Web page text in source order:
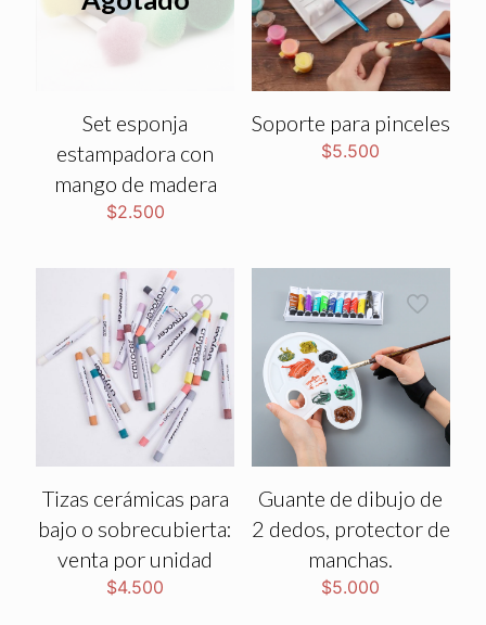
Set esponja
estampadora con
mango de madera
$2.500
Soporte para pinceles
$5.500
Tizas cerámicas para
bajo o sobrecubierta:
venta por unidad
$4.500
Guante de dibujo de
2 dedos, protector de
manchas.
$5.000